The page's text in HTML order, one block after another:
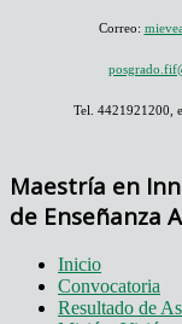
Correo:
Tel. 4421921200,
Maestría en
de Enseñanza
Inicio
Convocatoria
Resultado de